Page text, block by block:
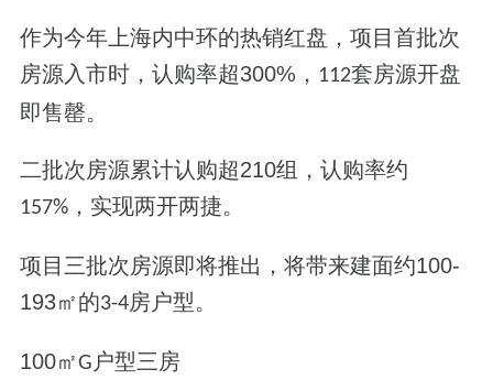
作为今年上海内中环的热销红盘，项目首批次
房源入市时，认购率超300% ， 112套房源开盘
即售罄。
二批次房源累计认购超210组，认购率约
157%，实现两开两捷。
项目三批次房源即将推出， 将带来建面约100-
193㎡的3-4房户型。
100㎡G 户型三房